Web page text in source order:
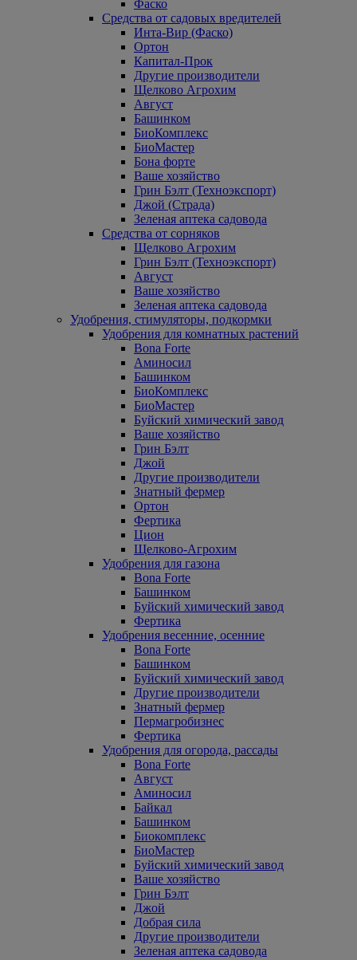
Фаско
Средства от садовых вредителей
Инта-Вир (Фаско)
Ортон
Капитал-Прок
Другие производители
Щелково Агрохим
Август
Башинком
БиоКомплекс
БиоМастер
Бона форте
Ваше хозяйство
Грин Бэлт (Техноэкспорт)
Джой (Страда)
Зеленая аптека садовода
Средства от сорняков
Щелково Агрохим
Грин Бэлт (Техноэкспорт)
Август
Ваше хозяйство
Зеленая аптека садовода
Удобрения, стимуляторы, подкормки
Удобрения для комнатных растений
Bona Forte
Аминосил
Башинком
БиоКомплекс
БиоМастер
Буйский химический завод
Ваше хозяйство
Грин Бэлт
Джой
Другие производители
Знатный фермер
Ортон
Фертика
Цион
Щелково-Агрохим
Удобрения для газона
Bona Forte
Башинком
Буйский химический завод
Фертика
Удобрения весенние, осенние
Bona Forte
Башинком
Буйский химический завод
Другие производители
Знатный фермер
Пермагробизнес
Фертика
Удобрения для огорода, рассады
Bona Forte
Август
Аминосил
Байкал
Башинком
Биокомплекс
БиоМастер
Буйский химический завод
Ваше хозяйство
Грин Бэлт
Джой
Добрая сила
Другие производители
Зеленая аптека садовода